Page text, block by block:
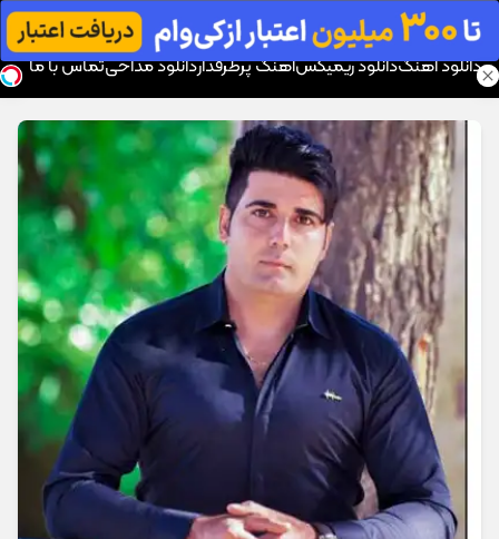
موزیک تار
دانلود آهنگدانلود ریمیکسآهنگ پرطرفداردانلود مداحیتماس با ما